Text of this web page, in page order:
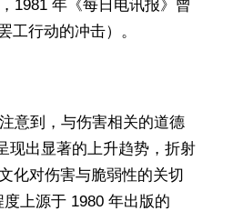
1981 年《每日电讯报》曾
工行动的冲击）。
意到，与伤害相关的道德
现出显著的上升趋势，折射
化对伤害与脆弱性的关切
上源于 1980 年出版的